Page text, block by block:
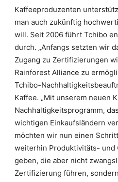
Kaffeeproduzenten
man auch zukünftig
will. Seit 2006 führt Tchibo
durch. „Anfangs setzten wir
Zugang zu Zertifizierungen
Rainforest Alliance zu
Tchibo-
Kaffee. „Mit unserem neuen
Nachhaltigkeitsprogramm,
wichtigen Einkaufsländern
möchten wir nun einen
weiterhin Produktivitäts- und
geben, die aber nicht
Zertifizierung führen,